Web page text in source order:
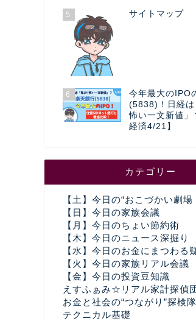
5 サイトマップ
6
今年最大のIPO
(5838)！日経は
怖い一文新値」
経済4/21】
カテゴリー
【土】今日の“おこづかい劇場
【日】今日の家族会議
【月】今日のちょい節約術
【木】今日のニュース深掘り
【水】今日のお金にまつわる
【火】今日の家族リアル会議
【金】今日の投資豆知識
えすふぁみ☆リアル家計探偵
お金と社会の“つながり”探検隊
テクニカル基礎